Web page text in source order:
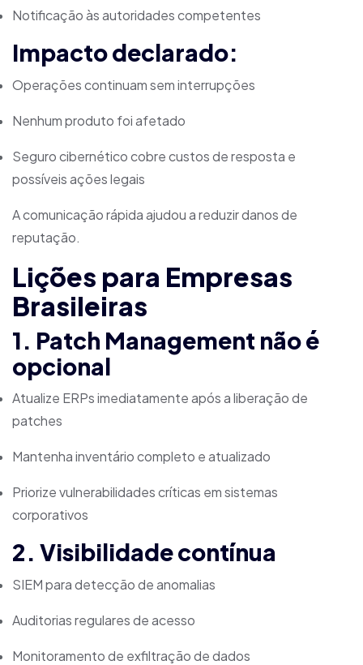
Notificação às autoridades competentes
Impacto declarado:
Operações continuam sem interrupções
Nenhum produto foi afetado
Seguro cibernético cobre custos de resposta e
possíveis ações legais
A comunicação rápida ajudou a reduzir danos de
reputação.
Lições para Empresas
Brasileiras
1. Patch Management não é
opcional
Atualize ERPs imediatamente após a liberação de
patches
Mantenha inventário completo e atualizado
Priorize vulnerabilidades críticas em sistemas
corporativos
2. Visibilidade contínua
SIEM para detecção de anomalias
Auditorias regulares de acesso
Monitoramento de exfiltração de dados